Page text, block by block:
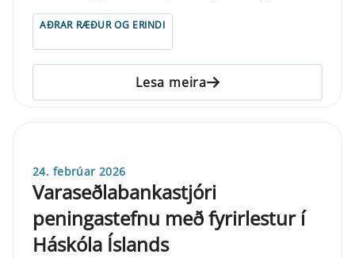
AÐRAR RÆÐUR OG ERINDI
Lesa meira
24. febrúar 2026
Varaseðlabankastjóri
peningastefnu með fyrirlestur í
Háskóla Íslands